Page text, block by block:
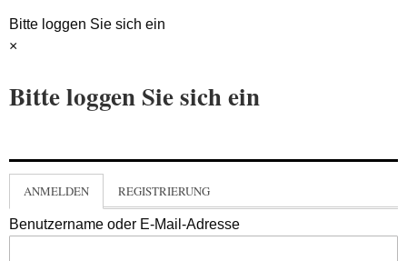
Bitte loggen Sie sich ein
×
Bitte loggen Sie sich ein
ANMELDEN REGISTRIERUNG
Benutzername oder E-Mail-Adresse